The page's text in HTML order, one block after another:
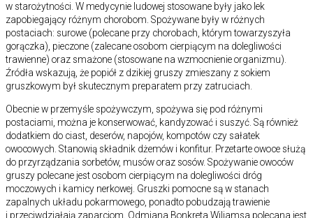
w starożytności. W medycynie ludowej stosowane były jako lek
zapobiegający różnym chorobom. Spożywane były w różnych
postaciach: surowe (polecane przy chorobach, którym towarzyszyła
gorączka), pieczone (zalecane osobom cierpiącym na dolegliwości
trawienne) oraz smażone (stosowane na wzmocnienie organizmu).
Źródła wskazują, że popiół z dzikiej gruszy zmieszany z sokiem
gruszkowym był skutecznym preparatem przy zatruciach.
Obecnie w przemyśle spożywczym, spożywa się pod różnymi
postaciami, można je konserwować, kandyzować i suszyć. Są również
dodatkiem do ciast, deserów, napojów, kompotów czy sałatek
owocowych. Stanowią składnik dżemów i konfitur. Przetarte owoce służą
do przyrządzania sorbetów, musów oraz sosów. Spożywanie owoców
gruszy polecane jest osobom cierpiącym na dolegliwości dróg
moczowych i kamicy nerkowej. Gruszki pomocne są w stanach
zapalnych układu pokarmowego, ponadto pobudzają trawienie
i przeciwdziałają zaparciom. Odmiana Bonkreta Wiliamsa polecana jest